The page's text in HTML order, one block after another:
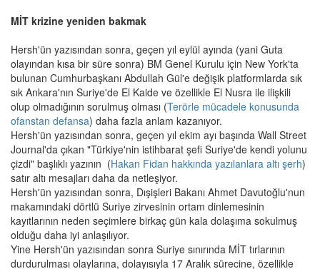
MİT krizine yeniden bakmak
Hersh'ün yazısından sonra, geçen yıl eylül ayında (yani Guta
olayından kısa bir süre sonra) BM Genel Kurulu için New York'ta
bulunan Cumhurbaşkanı Abdullah Gül'e değişik platformlarda sık
sık Ankara'nın Suriye'de El Kaide ve özellikle El Nusra ile ilişkili
olup olmadığının sorulmuş olması (Terörle mücadele konusunda
ofanstan defansa) daha fazla anlam kazanıyor.
Hersh'ün yazısından sonra, geçen yıl ekim ayı başında Wall Street
Journal'da çıkan "Türkiye'nin istihbarat şefi Suriye'de kendi yolunu
çizdi" başlıklı yazının (Hakan Fidan hakkında yazılanlara altı şerh)
satır altı mesajları daha da netleşiyor.
Hersh'ün yazısından sonra, Dışişleri Bakanı Ahmet Davutoğlu'nun
makamındaki dörtlü Suriye zirvesinin ortam dinlemesinin
kayıtlarının neden seçimlere birkaç gün kala dolaşıma sokulmuş
olduğu daha iyi anlaşılıyor.
Yine Hersh'ün yazısından sonra Suriye sınırında MİT tırlarının
durdurulması olaylarına, dolayısıyla 17 Aralık sürecine, özellikle